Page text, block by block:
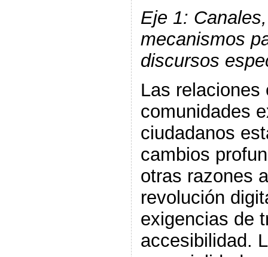
Eje 1:
mecanismos
discursos
Las relaciones
comunidades
ciudadanos
cambios
otras razones
revolución
exigencias de
accesibilidad.